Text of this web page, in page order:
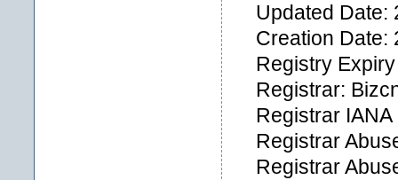
Updated Date:
Creation Date:
Registry
Registrar:
Registrar IANA
Registrar
Registrar